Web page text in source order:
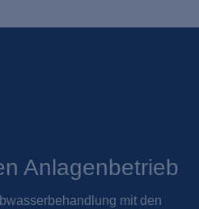
Anlagenbetrieb
mit den